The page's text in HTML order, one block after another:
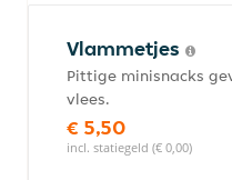
Vlammetjes
Pittige minisnacks
vlees.
€ 5,50
incl. statiegeld (€ 0,00)